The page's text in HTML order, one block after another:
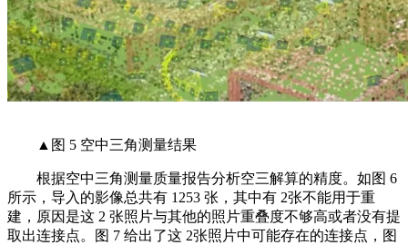
▲图 5 空中三角测量结果
根据空中三角测量质量报告分析空三解算的精度。如图 6
所示，导入的影像总共有 1253 张，其中有 2张不能用于重
建，原因是这 2 张照片与其他的照片重叠度不够高或者没有提
取出连接点。图 7 给出了这 2张照片中可能存在的连接点，图